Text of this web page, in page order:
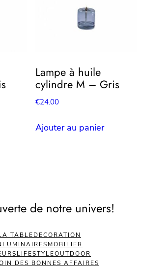
Lampe à huile
cylindre M – Gris
€24.00
Ajouter au panier
de notre univers!
TABLEDECORATION
LUMINAIRESMOBILIER
LIFESTYLEOUTDOOR
DES BONNES AFFAIRES